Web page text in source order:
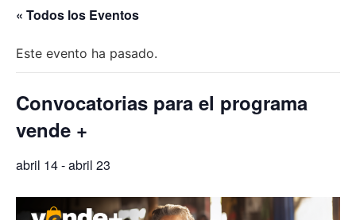
« Todos los Eventos
Este evento ha pasado.
Convocatorias para el programa
vende +
abril 14-abril 23